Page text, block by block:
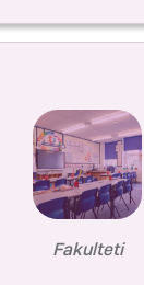
Fakulteti